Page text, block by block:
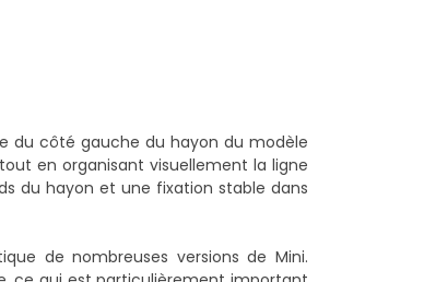
du côté gauche du hayon du modèle
en organisant visuellement la ligne
du hayon et une fixation stable dans
de nombreuses versions de Mini.